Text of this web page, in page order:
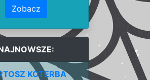
Zobacz
KOTERBA